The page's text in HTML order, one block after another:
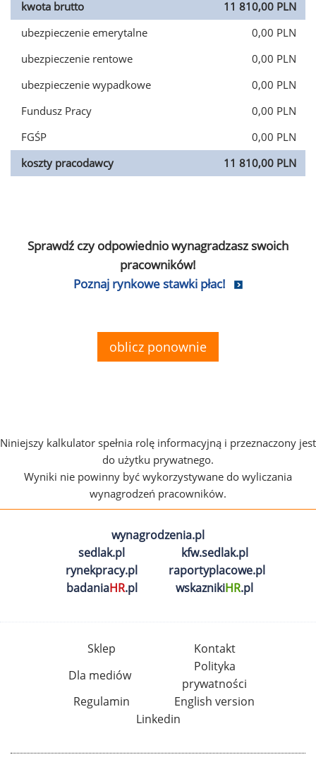
kwota brutto
11 810,00 PLN
ubezpieczenie emerytalne
0,00 PLN
ubezpieczenie rentowe
0,00 PLN
ubezpieczenie wypadkowe
0,00 PLN
Fundusz Pracy
0,00 PLN
FGŚP
0,00 PLN
koszty pracodawcy
11 810,00 PLN
Sprawdź czy odpowiednio wynagradzasz swoich
pracowników!
Poznaj rynkowe stawki płac!
oblicz ponownie
Niniejszy kalkulator spełnia rolę informacyjną i przeznaczony jest
do użytku prywatnego.
Wyniki nie powinny być wykorzystywane do wyliczania
wynagrodzeń pracowników.
wynagrodzenia.pl
sedlak.pl
kfw.sedlak.pl
rynekpracy.pl
raportyplacowe.pl
badaniaHR.pl wskaznikiHR.pl
Sklep
Kontakt
Dla mediów
Polityka
prywatności
Regulamin
English version
Linkedin